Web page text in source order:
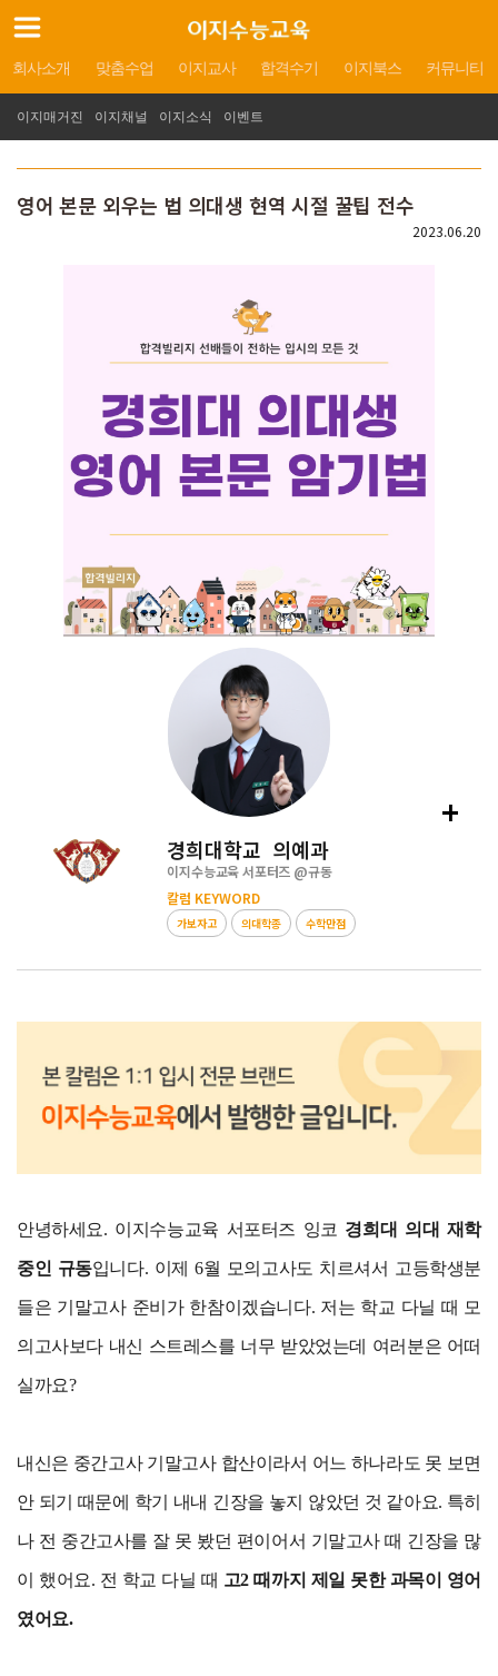
회사소개 맞춤수업 이지교사 합격수기 이지북스 커뮤니티
이지매거진 이지채널 이지소식 이벤트
영어 본문 외우는 법 의대생 현역 시절 꿀팁 전수
2023.06.20
+
경희대학교 의예과
이지수능교육 서포터즈 @규동
칼럼 KEYWORD
가보자고 의대학종 수학만점
안녕하세요. 이지수능교육 서포터즈 잉코 경희대 의대 재학
중인 규동입니다. 이제 6월 모의고사도 치르셔서 고등학생분
들은 기말고사 준비가 한참이겠습니다. 저는 학교 다닐 때 모
의고사보다 내신 스트레스를 너무 받았었는데 여러분은 어떠
실까요?
내신은 중간고사 기말고사 합산이라서 어느 하나라도 못 보면
안 되기 때문에 학기 내내 긴장을 놓지 않았던 것 같아요. 특히
나 전 중간고사를 잘 못 봤던 편이어서 기말고사 때 긴장을 많
이 했어요. 전 학교 다닐 때 고2 때까지 제일 못한 과목이 영어
였어요.